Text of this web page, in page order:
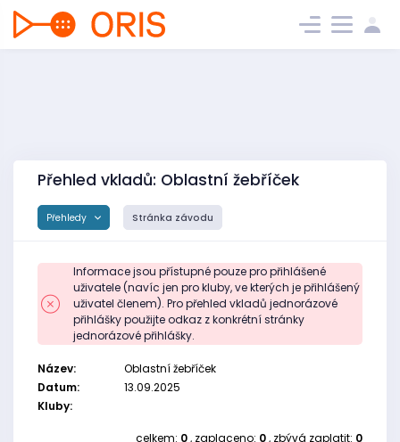
Přehled vkladů: Oblastní žebříček
Přehledy Stránka závodu
Informace jsou přístupné pouze pro přihlášené
uživatele (navíc jen pro kluby, ve kterých je přihlášený
uživatel členem). Pro přehled vkladů jednorázové
přihlášky použijte odkaz z konkrétní stránky
jednorázové přihlášky.
Název:
Oblastní žebříček
Datum:
13.09.2025
Kluby:
celkem: 0, zaplaceno: 0, zbývá zaplatit: 0